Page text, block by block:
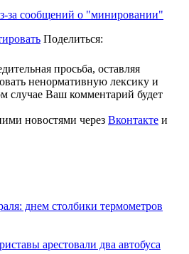
за сообщений о "минировании"
Поделиться:
просьба, оставляя
ненормативную лексику и
случае Ваш комментарий будет
новостями через Вконтакте и
днем столбики термометров
арестовали два автобуса